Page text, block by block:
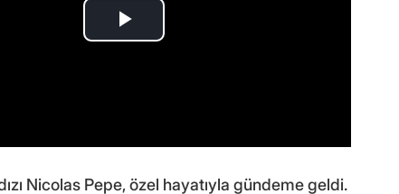
Nicolas Pepe, özel hayatıyla gündeme geldi.